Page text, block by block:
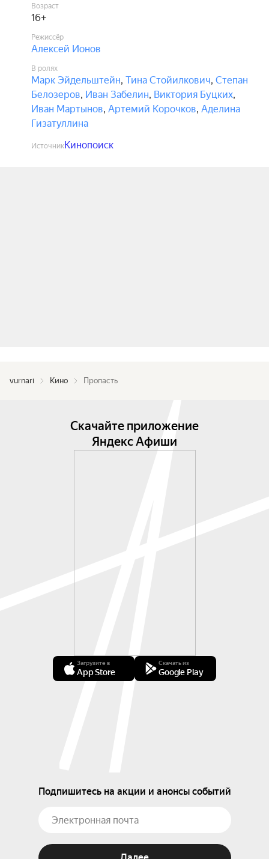
Возраст
16+
Режиссёр
Алексей Ионов
В ролях
Марк Эйдельштейн, Тина Стойилкович, Степан
Белозеров, Иван Забелин, Виктория Буцких,
Иван Мартынов, Артемий Корочков, Аделина
Гизатуллина
ИсточникКинопоиск
vurnari Кино Пропасть
Скачайте приложение
Яндекс Афиши
Загрузите в
App Store
Скачать из
Google Play
Подпишитесь на акции и анонсы событий